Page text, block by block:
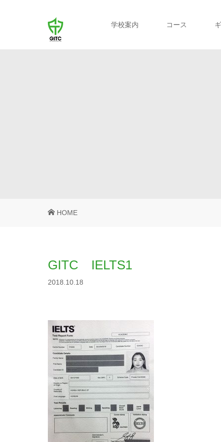
学校案内 コース
HOME
GITC IELTS1
2018.10.18